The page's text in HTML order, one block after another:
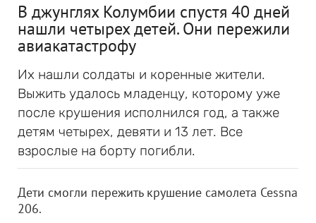
В джунглях Колумбии спустя 40 дней
нашли четырех детей. Они пережили
авиакатастрофу
Их нашли солдаты и коренные жители.
Выжить удалось младенцу, которому уже
после крушения исполнился год, а также
детям четырех, девяти и 13 лет. Все
взрослые на борту погибли.
Дети смогли пережить крушение самолета Cessna
206.